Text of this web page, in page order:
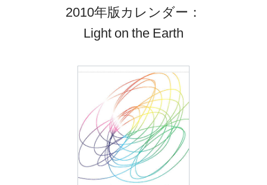
2010年版カレンダー：
Light on the Earth